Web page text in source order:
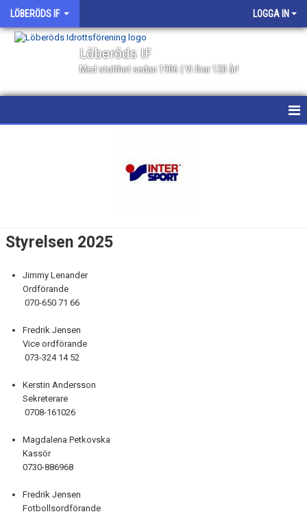
LÖBERÖDS IF LOGGA IN
Löberöds IF
Med stolthet sedan 1906 | Vi firar 120 år!
BILDGALLERI
VÅRA LAG
KANSLI
FÖRÄLDRAINFO
VÄRDEGRUND
POLICY
Styrelsen 2025
Jimmy Lenander
Ordförande
070-650 71 66
Fredrik Jensen
Vice ordförande
073-324 14 52
Kerstin Andersson
Sekreterare
0708-161026
Magdalena Petkovska
Kassör
0730-886968
Fredrik Jensen
Fotbollsordförande